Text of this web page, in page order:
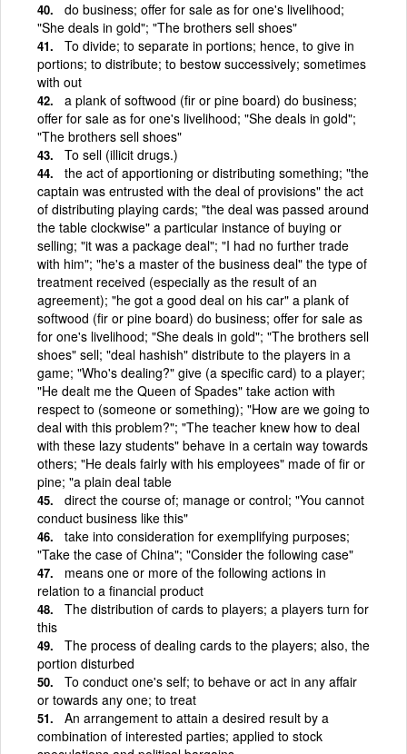
do business; offer for sale as for one's livelihood;
"She deals in gold"; "The brothers sell shoes"
To divide; to separate in portions; hence, to give in
portions; to distribute; to bestow successively; sometimes
with out
a plank of softwood (fir or pine board) do business;
offer for sale as for one's livelihood; "She deals in gold";
"The brothers sell shoes"
To sell (illicit drugs.)
the act of apportioning or distributing something; "the
captain was entrusted with the deal of provisions" the act
of distributing playing cards; "the deal was passed around
the table clockwise" a particular instance of buying or
selling; "it was a package deal"; "I had no further trade
with him"; "he's a master of the business deal" the type of
treatment received (especially as the result of an
agreement); "he got a good deal on his car" a plank of
softwood (fir or pine board) do business; offer for sale as
for one's livelihood; "She deals in gold"; "The brothers sell
shoes" sell; "deal hashish" distribute to the players in a
game; "Who's dealing?" give (a specific card) to a player;
"He dealt me the Queen of Spades" take action with
respect to (someone or something); "How are we going to
deal with this problem?"; "The teacher knew how to deal
with these lazy students" behave in a certain way towards
others; "He deals fairly with his employees" made of fir or
pine; "a plain deal table
direct the course of; manage or control; "You cannot
conduct business like this"
take into consideration for exemplifying purposes;
"Take the case of China"; "Consider the following case"
means one or more of the following actions in
relation to a financial product
The distribution of cards to players; a players turn for
this
The process of dealing cards to the players; also, the
portion disturbed
To conduct one's self; to behave or act in any affair
or towards any one; to treat
An arrangement to attain a desired result by a
combination of interested parties; applied to stock